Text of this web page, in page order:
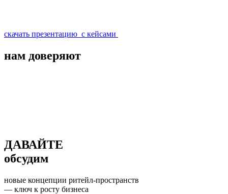
скачать презентацию с кейсами
нам доверяют
ДАВАЙТЕ
обсудим
новые концепции ритейл-пространств
— ключ к росту бизнеса